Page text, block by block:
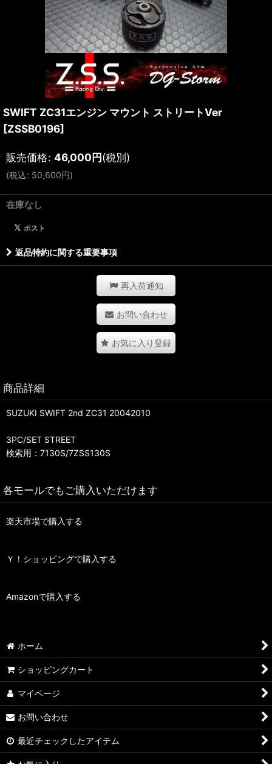
SWIFT ZC31エンジン マウント ストリートVer
[ZSSB0196]
販売価格: 46,000円(税別)
(税込: 50,600円)
在庫なし
返品特約に関する重要事項
再入荷通知
お問い合わせ
お気に入り登録
商品詳細
SUZUKI SWIFT 2nd ZC31 20042010
3PC/SET STREET
検索用：7130S/7ZSS130S
各モールでもご購入いただけます
楽天市場で購入する
Ｙ！ショッピングで購入する
Amazonで購入する
ホーム
ショッピングカート
マイページ
お問い合わせ
最近チェックしたアイテム